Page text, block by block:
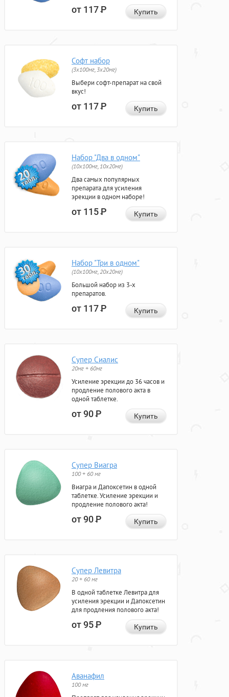
от 117Р Купить
Софт набор
(3x100мг, 3x20мг)
Выбери софт-препарат на свой
вкус!
от 117Р Купить
Набор "Два в одном"
(10x100мг, 10x20мг)
Два самых популярных
препарата для усиления
эрекции в одном наборе!
от 115Р Купить
Набор "Три в одном"
(10x100мг, 20x20мг)
Большой набор из 3-х
препаратов.
от 117Р Купить
Супер Сиалис
20мг + 60мг
Усиление эрекции до 36 часов и
продление полового акта в
одной таблетке.
от 90Р Купить
Супер Виагра
100 + 60 мг
Виагра и Дапоксетин в одной
таблетке. Усиление эрекции и
продление полового акта!
от 90Р Купить
Супер Левитра
20 + 60 мг
В одной таблетке Левитра для
усиления эрекции и Дапоксетин
для продления полового акта!
от 95Р Купить
Аванафил
100 мг